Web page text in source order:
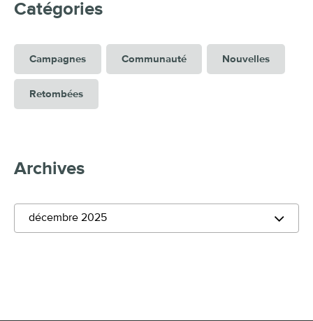
Catégories
Campagnes Communauté Nouvelles
Retombées
Archives
décembre 2025